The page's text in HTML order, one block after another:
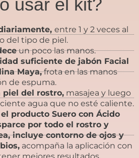
usar el kit?
entre 1 y 2 veces al
del tipo de piel.
un poco las manos.
suficiente de jabón Facial
Maya,frota en las manos
de espuma.
piel del rostro, masajea y luego
agua que no esté caliente.
el producto Suero con Ácido
por todo el rostro y
incluye contorno de ojos y
acompaña la aplicación con
mejores resultados.